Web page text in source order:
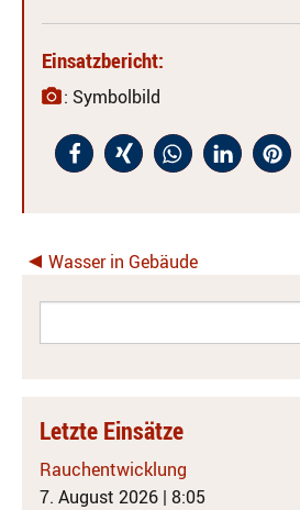
Einsatzbericht:
: Symbolbild
Wasser in Gebäude
Letzte Einsätze
Rauchentwicklung
7. August 2026 | 8:05